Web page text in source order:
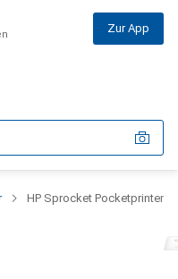
Zur App
HP Sprocket Pocketprinter